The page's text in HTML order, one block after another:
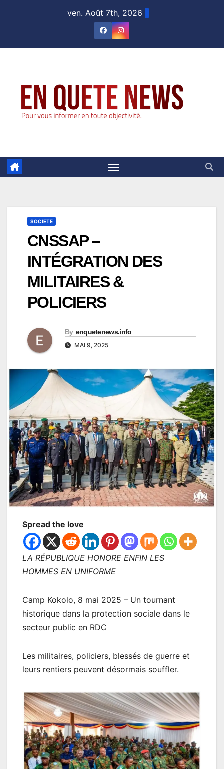
ven. Août 7th, 2026
SOCIETE
CNSSAP –
INTÉGRATION DES
MILITAIRES &
POLICIERS
By enquetenews.info
MAI 9, 2025
Spread the love
LA RÉPUBLIQUE HONORE ENFIN LES
HOMMES EN UNIFORME
Camp Kokolo, 8 mai 2025 – Un tournant
historique dans la protection sociale dans le
secteur public en RDC
Les militaires, policiers, blessés de guerre et
leurs rentiers peuvent désormais souffler.